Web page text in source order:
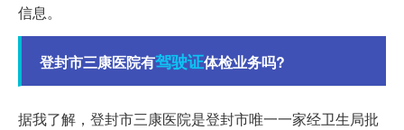
信息。
登封市三康医院有驾驶证体检业务吗?
据我了解，登封市三康医院是登封市唯一一家经卫生局批